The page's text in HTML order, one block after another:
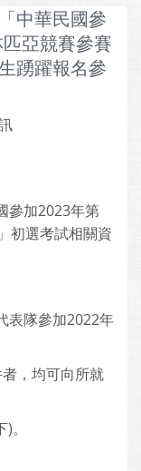
中華民國參
亞競賽參賽
踴躍報名參
參加2023年第
初選考試相關資
表隊參加2022年
，均可向所就